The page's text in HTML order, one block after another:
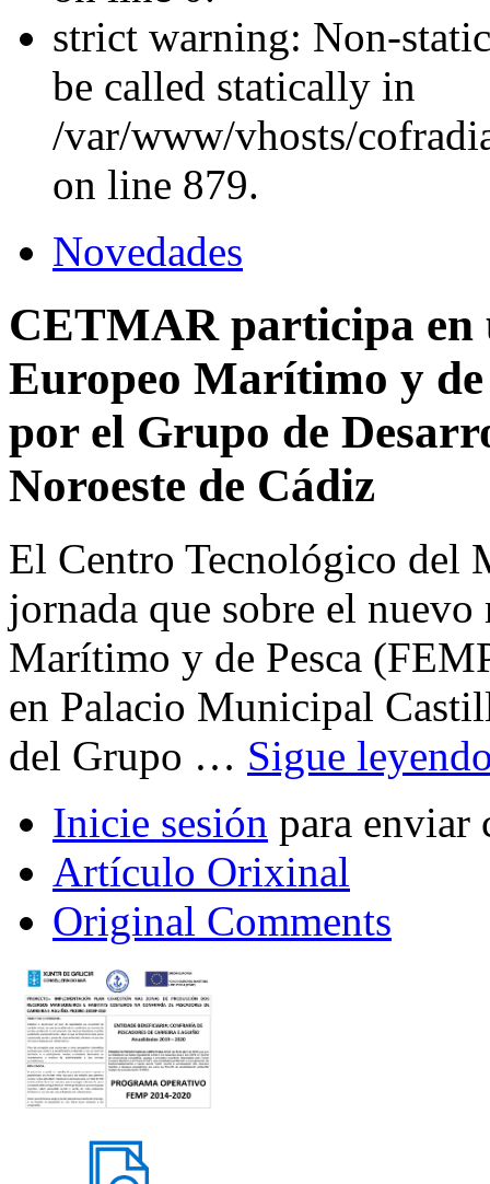
strict warning: Non-
be called statically in
/var/www/vhosts/
on line 879.
Novedades
CETMAR participa en
Europeo Marítimo y de
por el Grupo de
Noroeste de Cádiz
El Centro Tecnológico del
jornada que sobre el
Marítimo y de Pesca
en Palacio Municipal
del Grupo … Sigue
Inicie sesión para enviar
Artículo Orixinal
Original Comments